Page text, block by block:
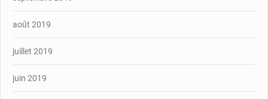
août 2019
juillet 2019
juin 2019